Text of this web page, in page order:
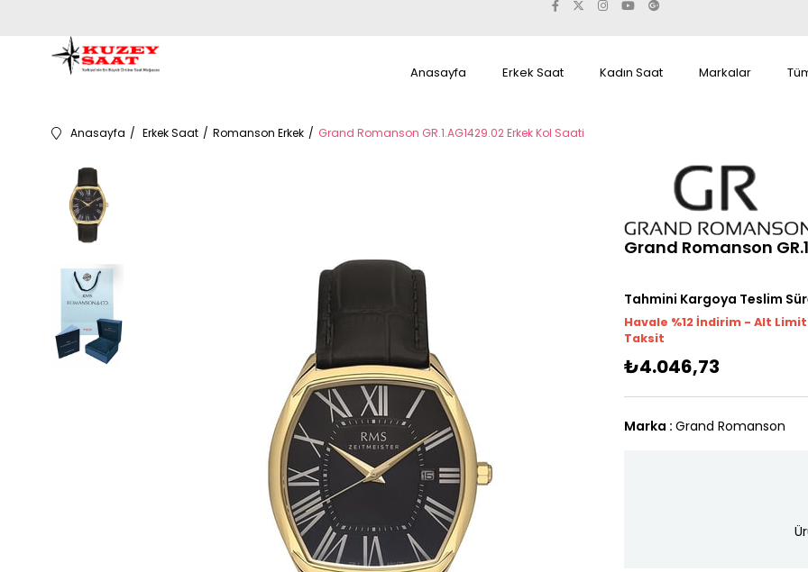
Anasayfa Erkek Saat Kadın Saat Markalar
Anasayfa Erkek Saat Romanson Erkek Grand Romanson GR.1.AG1429.02 Erkek Kol Saati
Grand Romanson
Tahmini Kargoya Teslim
Havale %12 İndirim - Alt Limit
Taksit
₺4.046,73
Marka : Grand Romanson